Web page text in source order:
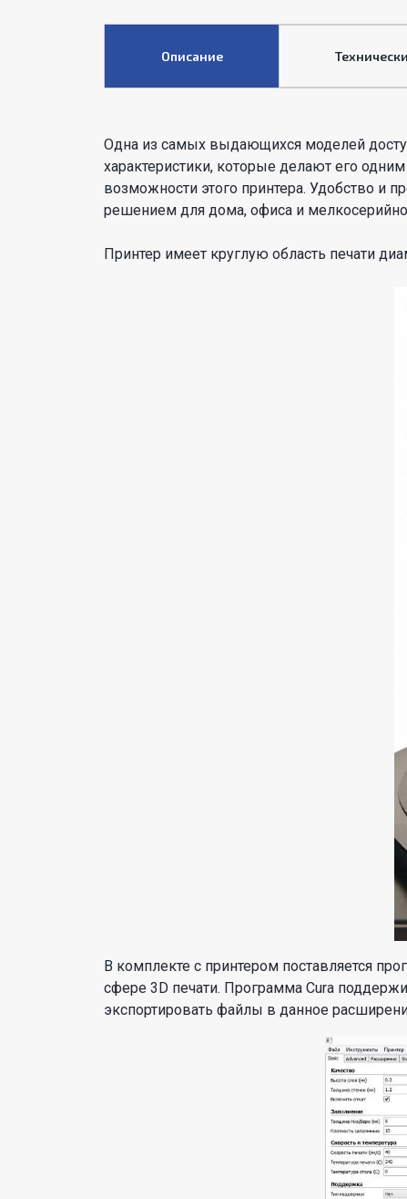
Описание
Одна из самых выдающихся моделей
характеристики, которые делают его
возможности этого принтера. Удобство и
решением для дома, офиса и
Принтер имеет круглую область печати
В комплекте с принтером поставляется
сфере 3D печати. Программа Cura
экспортировать файлы в данное